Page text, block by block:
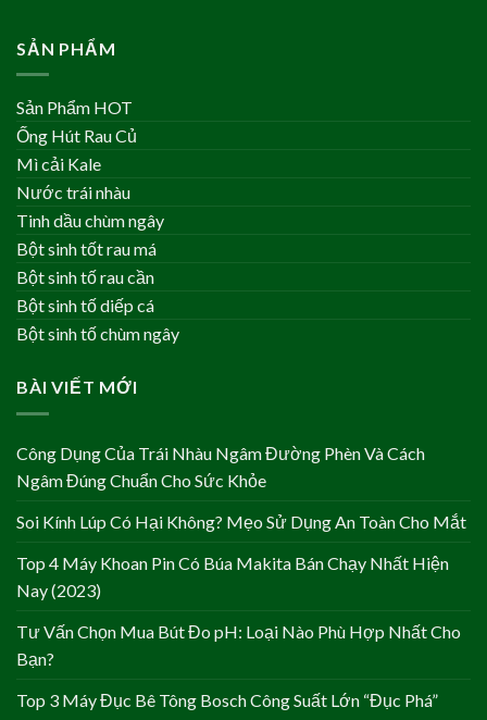
SẢN PHẨM
Sản Phẩm HOT
Ống Hút Rau Củ
Mì cải Kale
Nước trái nhàu
Tinh dầu chùm ngây
Bột sinh tốt rau má
Bột sinh tố rau cần
Bột sinh tố diếp cá
Bột sinh tố chùm ngây
BÀI VIẾT MỚI
Công Dụng Của Trái Nhàu Ngâm Đường Phèn Và Cách
Ngâm Đúng Chuẩn Cho Sức Khỏe
Soi Kính Lúp Có Hại Không? Mẹo Sử Dụng An Toàn Cho Mắt
Top 4 Máy Khoan Pin Có Búa Makita Bán Chạy Nhất Hiện
Nay (2023)
Tư Vấn Chọn Mua Bút Đo pH: Loại Nào Phù Hợp Nhất Cho
Bạn?
Top 3 Máy Đục Bê Tông Bosch Công Suất Lớn “Đục Phá”